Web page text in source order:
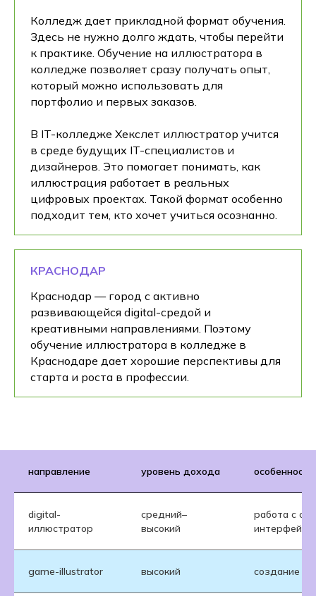
Колледж дает прикладной формат обучения.
Здесь не нужно долго ждать, чтобы перейти
к практике. Обучение на иллюстратора в
колледже позволяет сразу получать опыт,
который можно использовать для
портфолио и первых заказов.
В IT-колледже Хекслет иллюстратор учится
в среде будущих IT-специалистов и
дизайнеров. Это помогает понимать, как
иллюстрация работает в реальных
цифровых проектах. Такой формат особенно
подходит тем, кто хочет учиться осознанно.
КРАСНОДАР
Краснодар — город с активно
развивающейся digital-средой и
креативными направлениями. Поэтому
обучение иллюстратора в колледже в
Краснодаре дает хорошие перспективы для
старта и роста в профессии.
направление уровень дохода
digital-
иллюстратор
средний–
высокий
работа с
game-illustrator высокий создание